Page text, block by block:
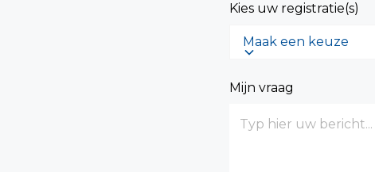
Kies uw registratie(s)
Maak een keuze
Mijn vraag